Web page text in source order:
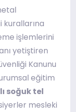
kurallarına
işlemlerini
yetiştiren
Kanunu
eğitim
soğuk tel
mesleki